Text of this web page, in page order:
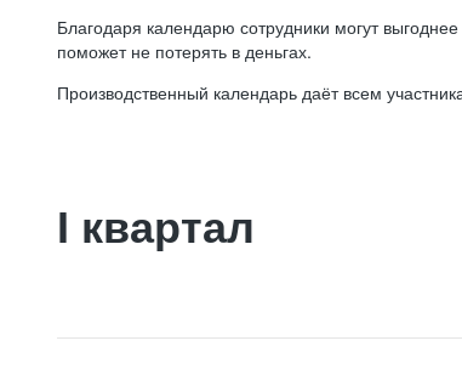
Благодаря календарю сотрудники могут
поможет не потерять в деньгах.
Производственный календарь даёт всем
I квартал